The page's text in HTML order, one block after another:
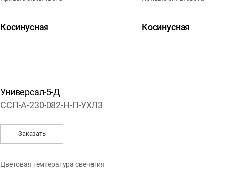
Косинусная Косинусная
Универсал-5-Д
ССП-А-230-082-Н-П-УХЛ3
Заказать
Цветовая температура свечения